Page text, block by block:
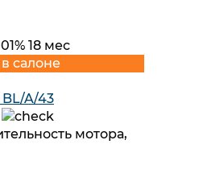
18 мес
салоне
A/43
мотора,